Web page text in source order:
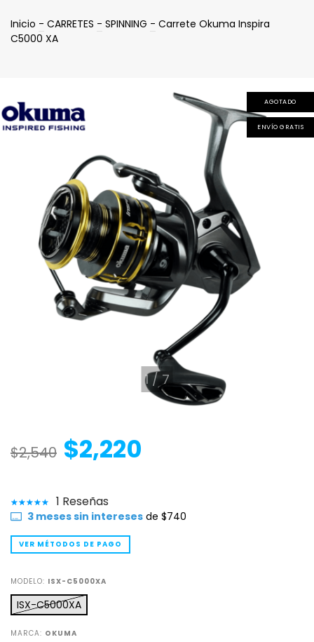
Inicio - CARRETES - SPINNING - Carrete Okuma Inspira
C5000 XA
AGOTADO
ENVÍO GRATIS
1/7
$2,540 $2,220
1 Reseñas
MODELO:ISX-C5000XA
ISX-C5000XA